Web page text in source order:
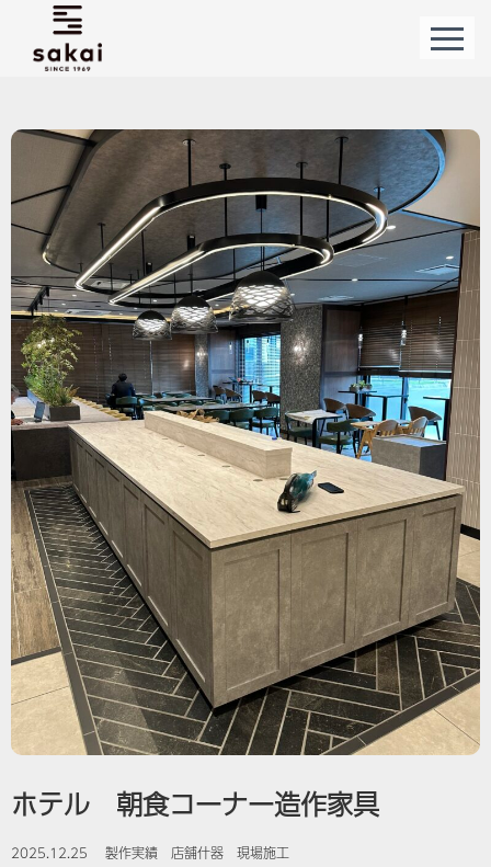
ホテル 朝食コーナー造作家具
2025.12.25 製作実績 店舗什器 現場施工